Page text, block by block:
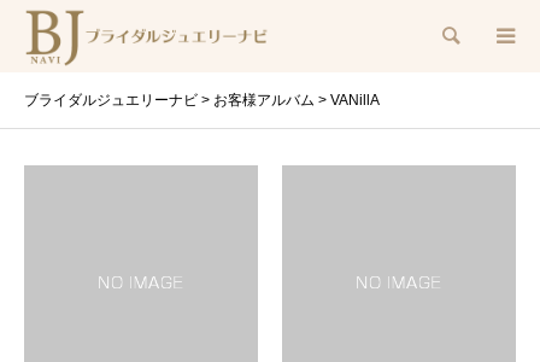
検索
ブライダルジュエリーナビ > お客様アルバム > VANillA